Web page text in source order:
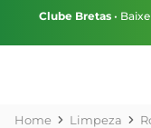
Clube Bretas •
Limpeza